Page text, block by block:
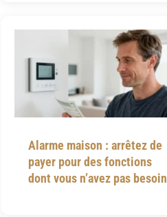
Alarme maison : arrêtez de
payer pour des fonctions
dont vous n’avez pas besoin